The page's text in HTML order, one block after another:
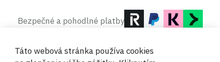
Bezpečné a pohodlné platby
Táto webová stránka používa cookies